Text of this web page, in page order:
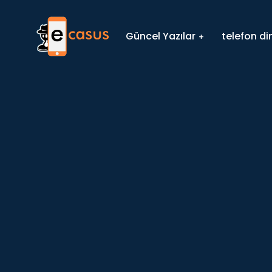
Güncel Yazılar telefon